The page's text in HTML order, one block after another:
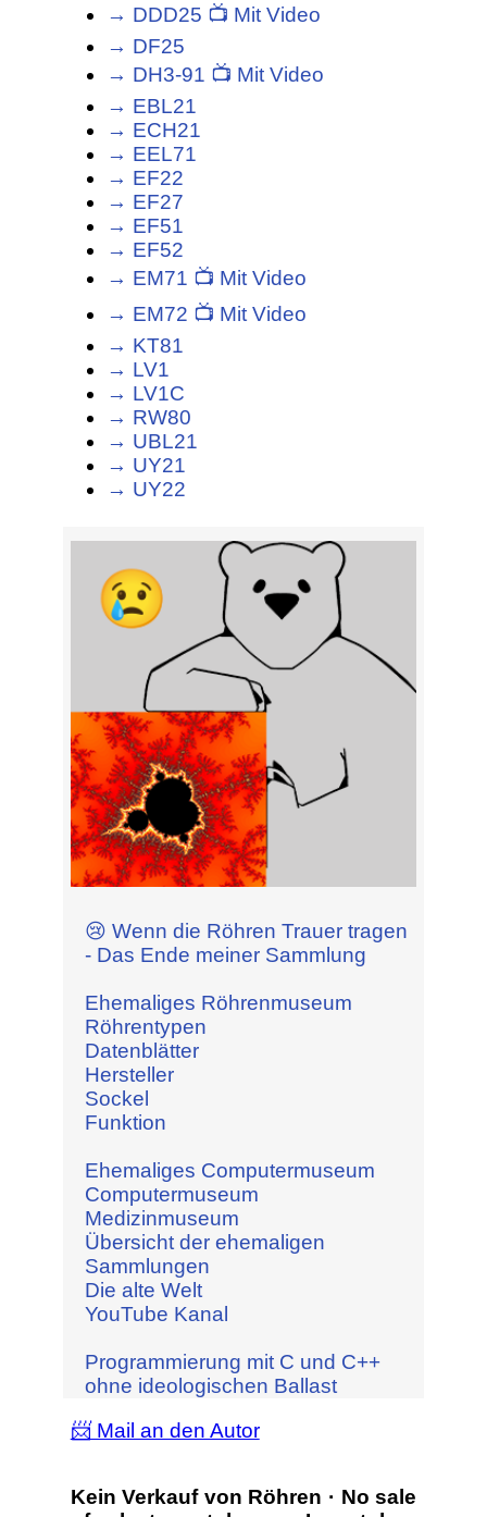
→ DDD25 📺 Mit Video
→ DF25
→ DH3-91 📺 Mit Video
→ EBL21
→ ECH21
→ EEL71
→ EF22
→ EF27
→ EF51
→ EF52
→ EM71 📺 Mit Video
→ EM72 📺 Mit Video
→ KT81
→ LV1
→ LV1C
→ RW80
→ UBL21
→ UY21
→ UY22
😢 Wenn die Röhren Trauer tragen
- Das Ende meiner Sammlung
Ehemaliges Röhrenmuseum
Röhrentypen
Datenblätter
Hersteller
Sockel
Funktion
Ehemaliges Computermuseum
Computermuseum
Medizinmuseum
Übersicht der ehemaligen
Sammlungen
Die alte Welt
YouTube Kanal
Programmierung mit C und C++
ohne ideologischen Ballast
📨 Mail an den Autor
Kein Verkauf von Röhren · No sale